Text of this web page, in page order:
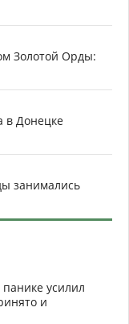
Золотой Орды:
в Донецке
занимались
усилил
и